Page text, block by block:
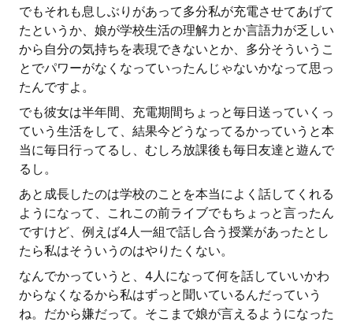
でもそれも息しぶりがあって多分私が充電させてあげて
たというか、娘が学校生活の理解力とか言語力が乏しい
から自分の気持ちを表現できないとか、多分そういうこ
とでパワーがなくなっていったんじゃないかなって思っ
たんですよ。
でも彼女は半年間、充電期間ちょっと毎日送っていくっ
ていう生活をして、結果今どうなってるかっていうと本
当に毎日行ってるし、むしろ放課後も毎日友達と遊んで
るし。
あと成長したのは学校のことを本当によく話してくれる
ようになって、これこの前ライブでもちょっと言ったん
ですけど、例えば4人一組で話し合う授業があったとし
たら私はそういうのはやりたくない。
なんでかっていうと、4人になって何を話していいかわ
からなくなるから私はずっと聞いているんだっていう
ね。だから嫌だって。そこまで娘が言えるようになった